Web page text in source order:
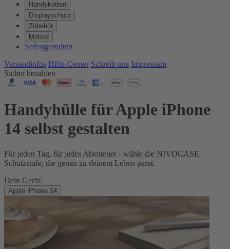
Handyketten
Displayschutz
Zubehör
Motive
Selbstgestalten
Versandinfos Hilfe-Center Schreib uns Impressum
Sicher bezahlen
Handyhülle für Apple iPhone
14 selbst gestalten
Für jeden Tag, für jedes Abenteuer - wähle die NIVOCASE
Schutzstufe, die genau zu deinem Leben passt.
Dein Gerät:
Apple iPhone 14